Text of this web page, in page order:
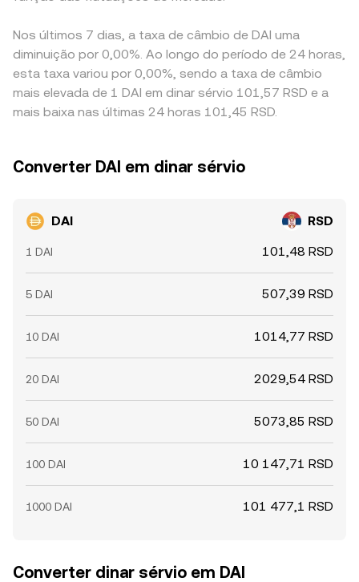
Nos últimos 7 dias, a taxa de câmbio de DAI uma
diminuição por 0,00%. Ao longo do período de 24 horas,
esta taxa variou por 0,00%, sendo a taxa de câmbio
mais elevada de 1 DAI em dinar sérvio 101,57 RSD e a
mais baixa nas últimas 24 horas 101,45 RSD.
Converter DAI em dinar sérvio
DAI RSD
1 DAI 101,48 RSD
5 DAI 507,39 RSD
10 DAI 1014,77 RSD
20 DAI 2029,54 RSD
50 DAI 5073,85 RSD
100 DAI 10 147,71 RSD
1000 DAI 101 477,1 RSD
Converter dinar sérvio em DAI